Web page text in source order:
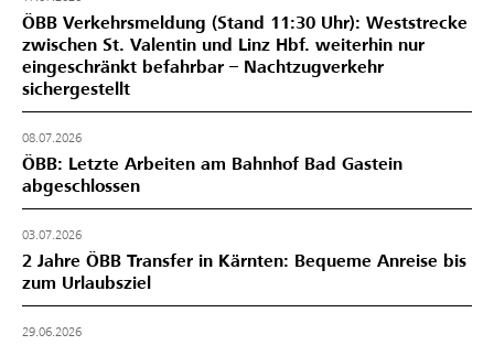
ÖBB Verkehrsmeldung (Stand 11:30 Uhr): Weststrecke
zwischen St. Valentin und Linz Hbf. weiterhin nur
eingeschränkt befahrbar – Nachtzugverkehr
sichergestellt
08.07.2026
ÖBB: Letzte Arbeiten am Bahnhof Bad Gastein
abgeschlossen
03.07.2026
2 Jahre ÖBB Transfer in Kärnten: Bequeme Anreise bis
zum Urlaubsziel
29.06.2026